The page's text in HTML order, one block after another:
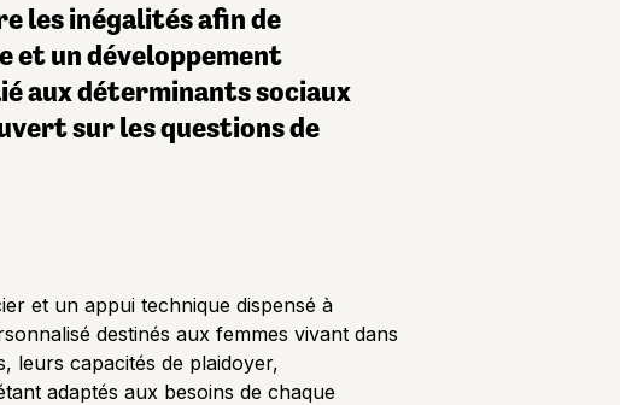
les inégalités afin de
et un développement
aux déterminants sociaux
sur les questions de
et un appui technique dispensé à
destinés aux femmes vivant dans
leurs capacités de plaidoyer,
adaptés aux besoins de chaque